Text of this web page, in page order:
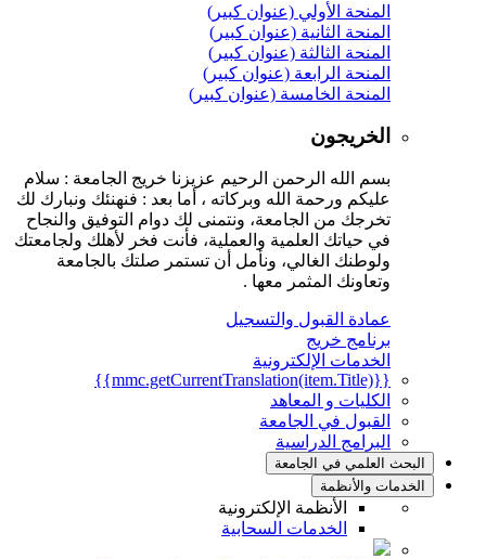
المنحة الأولي (عنوان كبير)
المنحة الثانية (عنوان كبير)
المنحة الثالثة (عنوان كبير)
المنحة الرابعة (عنوان كبير)
المنحة الخامسة (عنوان كبير)
الخريجون
بسم الله الرحمن الرحيم عزيزنا خريج الجامعة : سلام
عليكم ورحمة الله وبركاته ، أما بعد : فنهنئك ونبارك لك
تخرجك من الجامعة، ونتمنى لك دوام التوفيق والنجاح
في حياتك العلمية والعملية، فأنت فخر لأهلك ولجامعتك
ولوطنك الغالي، ونأمل أن تستمر صلتك بالجامعة
وتعاونك المثمر معها .
عمادة القبول والتسجيل
برنامج خريج
الخدمات الإلكترونية
{{mmc.getCurrentTranslation(item.Title)}}
الكليات و المعاهد
القبول في الجامعة
البرامج الدراسية
البحث العلمي في الجامعة
الخدمات والأنظمة
الأنظمة الإلكترونية
الخدمات السحابية